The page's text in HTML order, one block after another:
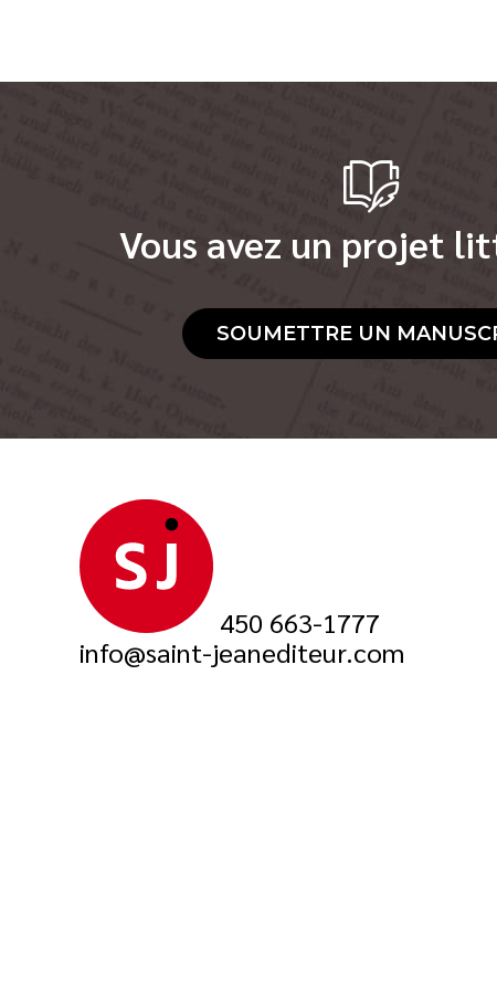
Vous avez un projet
SOUMETTRE UN
450 663-1777
info@saint-jeanediteur.com